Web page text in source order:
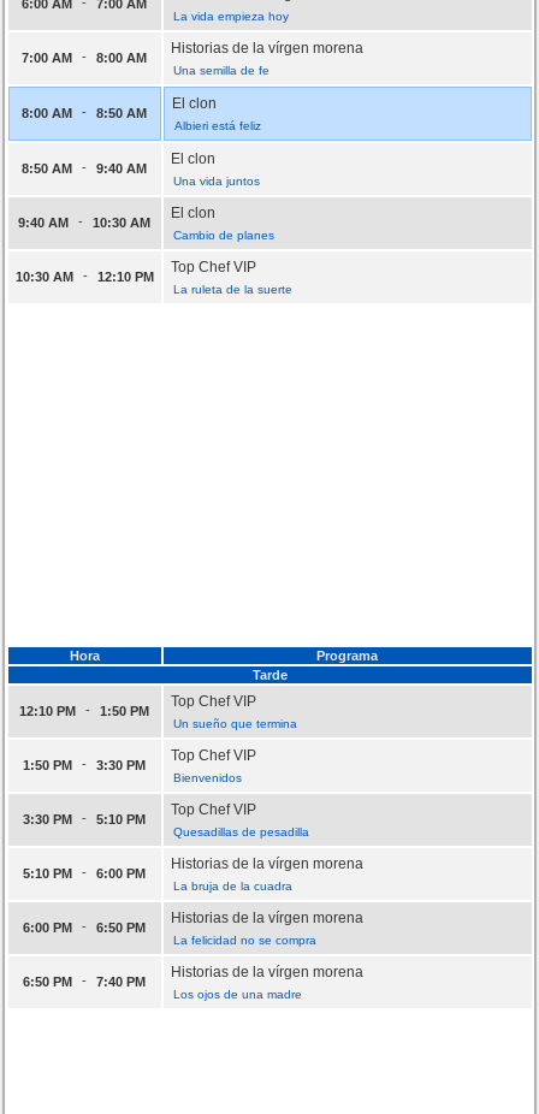
6:00 AM 7:00 AM
La vida empieza hoy
7:00 AM - 8:00 AM
Historias de la vírgen morena
Una semilla de fe
8:00 AM - 8:50 AM
El clon
Albieri está feliz
8:50 AM - 9:40 AM
El clon
Una vida juntos
9:40 AM - 10:30 AM
El clon
Cambio de planes
10:30 AM - 12:10 PM
Top Chef VIP
La ruleta de la suerte
Hora
Programa
Tarde
12:10 PM - 1:50 PM
Top Chef VIP
Un sueño que termina
1:50 PM - 3:30 PM
Top Chef VIP
Bienvenidos
3:30 PM - 5:10 PM
Top Chef VIP
Quesadillas de pesadilla
5:10 PM - 6:00 PM
Historias de la vírgen morena
La bruja de la cuadra
6:00 PM - 6:50 PM
Historias de la vírgen morena
La felicidad no se compra
6:50 PM - 7:40 PM
Historias de la vírgen morena
Los ojos de una madre